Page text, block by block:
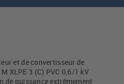
et de convertisseur de
XLPE 3 (C) PVC 0,6/1 kV
de puissance extrêmement